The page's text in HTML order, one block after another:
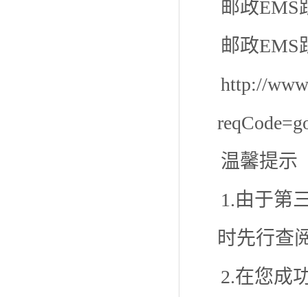
邮政EMS
邮政EMS
http://
温馨提示
1.由于第
时先行查
2.在您成